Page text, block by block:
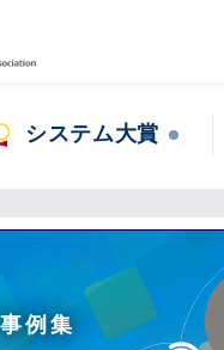
システム大賞
例集